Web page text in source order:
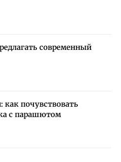
современный
как почувствовать
с парашютом